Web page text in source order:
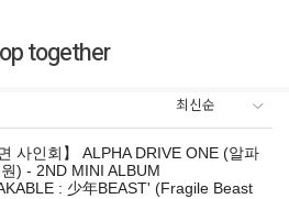
together
사인회】 ALPHA DRIVE ONE (알파
) - 2ND MINI ALBUM
: 少年BEAST' (Fragile Beast